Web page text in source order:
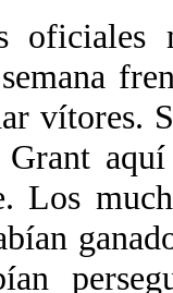
oficiales
vítores.
Grant
Los